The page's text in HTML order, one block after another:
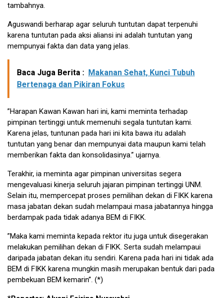
tambahnya.
Aguswandi berharap agar seluruh tuntutan dapat terpenuhi
karena tuntutan pada aksi aliansi ini adalah tuntutan yang
mempunyai fakta dan data yang jelas.
Baca Juga Berita : Makanan Sehat, Kunci Tubuh
Bertenaga dan Pikiran Fokus
”Harapan Kawan Kawan hari ini, kami meminta terhadap
pimpinan tertinggi untuk memenuhi segala tuntutan kami.
Karena jelas, tuntunan pada hari ini kita bawa itu adalah
tuntutan yang benar dan mempunyai data maupun kami telah
memberikan fakta dan konsolidasinya.” ujarnya.
Terakhir, ia meminta agar pimpinan universitas segera
mengevaluasi kinerja seluruh jajaran pimpinan tertinggi UNM.
Selain itu, mempercepat proses pemilihan dekan di FIKK karena
masa jabatan dekan sudah melampaui masa jabatannya hingga
berdampak pada tidak adanya BEM di FIKK.
”Maka kami meminta kepada rektor itu juga untuk disegerakan
melakukan pemilihan dekan di FIKK. Serta sudah melampaui
daripada jabatan dekan itu sendiri. Karena pada hari ini tidak ada
BEM di FIKK karena mungkin masih merupakan bentuk dari pada
pembekuan BEM kemarin”. (*)